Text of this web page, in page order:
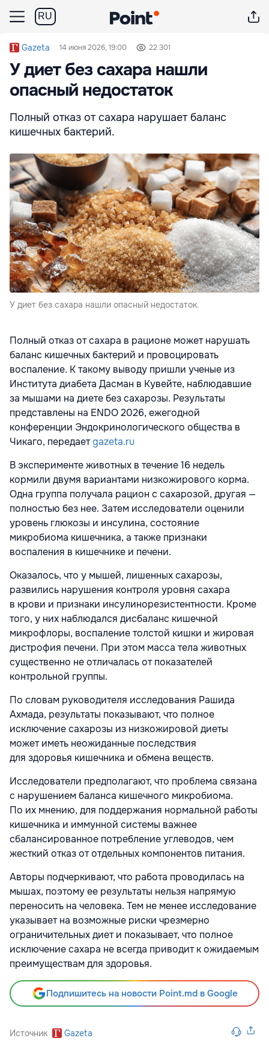
RU
Gazeta 14 июня 2026, 19:00 22 301
У диет без сахара нашли
опасный недостаток
Полный отказ от сахара нарушает баланс
кишечных бактерий.
У диет без сахара нашли опасный недостаток.
Полный отказ от сахара в рационе может нарушать
баланс кишечных бактерий и провоцировать
воспаление. К такому выводу пришли ученые из
Института диабета Дасман в Кувейте, наблюдавшие
за мышами на диете без сахарозы. Результаты
представлены на ENDO 2026, ежегодной
конференции Эндокринологического общества в
Чикаго, передаетgazeta.ru
В эксперименте животных в течение 16 недель
кормили двумя вариантами низкожирового корма.
Одна группа получала рацион с сахарозой, другая —
полностью без нее. Затем исследователи оценили
уровень глюкозы и инсулина, состояние
микробиома кишечника, а также признаки
воспаления в кишечнике и печени.
Оказалось, что у мышей, лишенных сахарозы,
развились нарушения контроля уровня сахара
в крови и признаки инсулинорезистентности. Кроме
того, у них наблюдался дисбаланс кишечной
микрофлоры, воспаление толстой кишки и жировая
дистрофия печени. При этом масса тела животных
существенно не отличалась от показателей
контрольной группы.
По словам руководителя исследования Рашида
Ахмада, результаты показывают, что полное
исключение сахарозы из низкожировой диеты
может иметь неожиданные последствия
для здоровья кишечника и обмена веществ.
Исследователи предполагают, что проблема связана
с нарушением баланса кишечного микробиома.
По их мнению, для поддержания нормальной работы
кишечника и иммунной системы важнее
сбалансированное потребление углеводов, чем
жесткий отказ от отдельных компонентов питания.
Авторы подчеркивают, что работа проводилась на
мышах, поэтому ее результаты нельзя напрямую
переносить на человека. Тем не менее исследование
указывает на возможные риски чрезмерно
ограничительных диет и показывает, что полное
исключение сахара не всегда приводит к ожидаемым
преимуществам для здоровья.
Подпишитесь на новости Point.md в Google
Источник Gazeta